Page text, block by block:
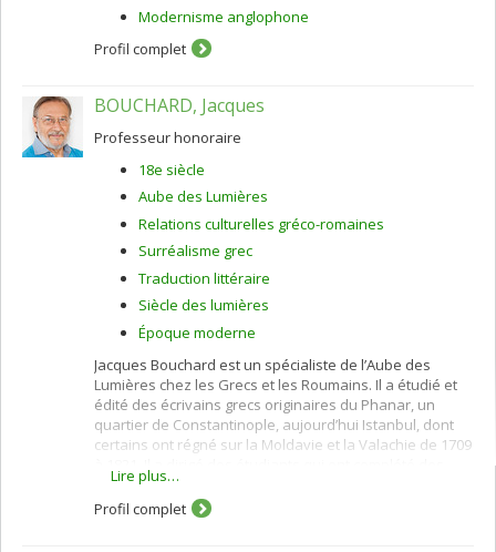
Modernisme anglophone
Profil complet
BOUCHARD, Jacques
Professeur honoraire
18e siècle
Aube des Lumières
Relations culturelles gréco-romaines
Surréalisme grec
Traduction littéraire
Siècle des lumières
Époque moderne
Jacques Bouchard est un spécialiste de l’Aube des
Lumières chez les Grecs et les Roumains. Il a étudié et
édité des écrivains grecs originaires du Phanar, un
quartier de Constantinople, aujourd’hui Istanbul, dont
certains ont régné sur la Moldavie et la Valachie de 1709
diplômes d’études supérieures sur ces sujets. Il a publié
de nombreux articles et des livres dans ce domaine, en
français, en grec et en roumain.
Lire plus…
Profil complet